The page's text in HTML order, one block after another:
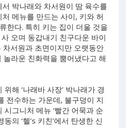
서 박나래와 차서원이 땀 육수를
처 메뉴를 만드는 사이, 키와 허
한다. 특히 키는 집이 더울 것을
오며 동갑내기 친구다운 바이
차서원과 초면이지만 오랫동안
라운 친화력을 뿜어냈다고 해
위해 ‘나래바 사장’ 박나래가 경
전수하는 가운데, 불구덩이 지
시그니처 메뉴 ‘빨간 어묵과 순
의 ‘헬’s 키친’에서 탄생한 신